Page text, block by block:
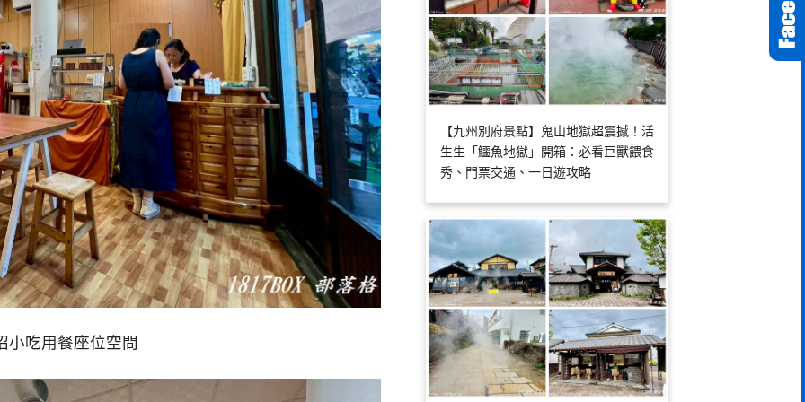
小吃用餐座位空間
【九州別府景點】鬼山地獄超震撼！活
生生「鱷魚地獄」開箱：必看巨獸餵食
秀、門票交通、一日遊攻略